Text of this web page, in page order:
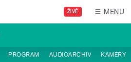
ŽIVĚ MENU
PROGRAM AUDIOARCHIV KAMERY